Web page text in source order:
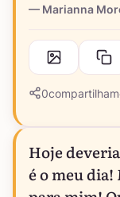
Marianna
0
Hoje
é o meu